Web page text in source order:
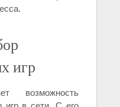
игр
возможность